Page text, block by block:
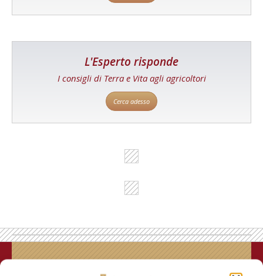
L'Esperto risponde
I consigli di Terra e Vita agli agricoltori
Cerca adesso
Rimani aggiornato sul mondo